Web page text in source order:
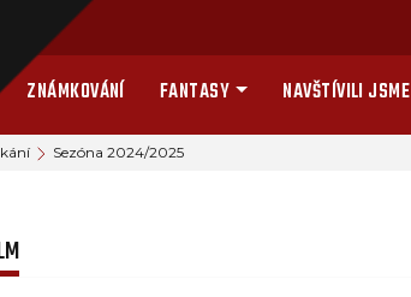
ZNÁMKOVÁNÍ FANTASY NAVŠTÍVILI JSME
Sezóna 2024/2025